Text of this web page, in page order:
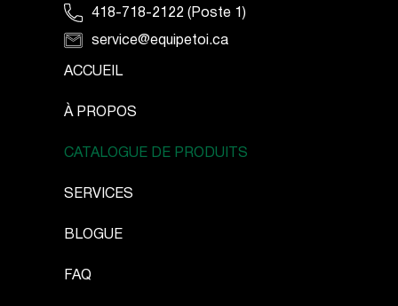
418-718-2122 (Poste 1)
service@equipetoi.ca
ACCUEIL
À PROPOS
CATALOGUE DE PRODUITS
SERVICES
BLOGUE
FAQ